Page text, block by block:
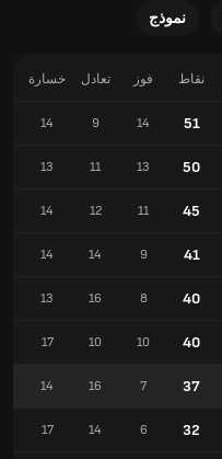
نموذج
نقاط فوز تعادل خسارة
51
14
9
14
50
13
11
13
45
11
12
14
41
9
14
14
40
8
16
13
40
10
10
17
37
7
16
14
32
6
14
17